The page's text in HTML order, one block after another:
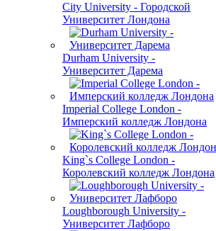
City University - Городской
Университет Лондона
Durham University -
Университет Дарема
Imperial College London -
Имперский колледж Лондона
King`s College London -
Королевский колледж Лондона
Loughborough University -
Университет Лафборо